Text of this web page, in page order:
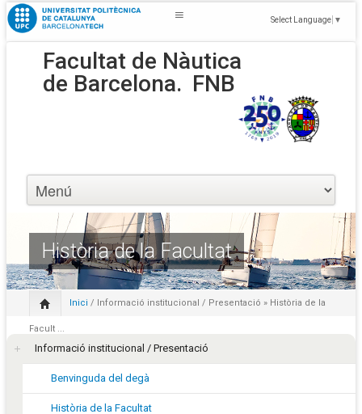
Select Language ▼
Facultat de Nàutica
de Barcelona. FNB
Història de la Facultat
Inici / Informació institucional / Presentació » Història de la
Facult ...
Informació institucional / Presentació
Benvinguda del degà
Història de la Facultat